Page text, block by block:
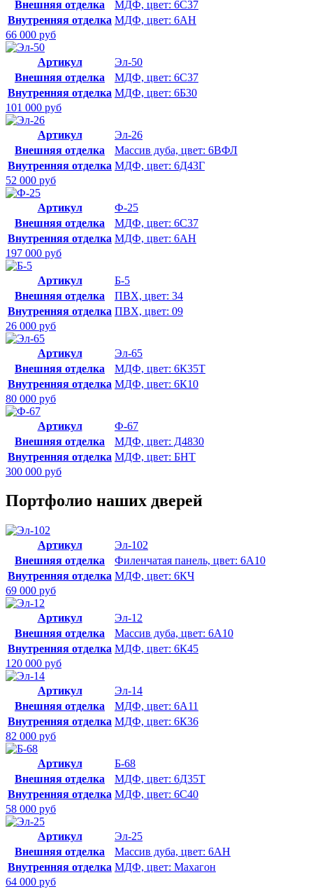
Внешняя отделка
МДФ, цвет: 6С37
Внутренняя отделка МДФ, цвет: 6АН
66 000 руб
Артикул
Эл-50
Внешняя отделка
МДФ, цвет: 6С37
Внутренняя отделка МДФ, цвет: 6Б30
101 000 руб
Артикул
Эл-26
Внешняя отделка
Массив дуба, цвет: 6ВФЛ
Внутренняя отделка МДФ, цвет: 6Д43Г
52 000 руб
Артикул
Ф-25
Внешняя отделка
МДФ, цвет: 6С37
Внутренняя отделка МДФ, цвет: 6АН
197 000 руб
Артикул
Б-5
Внешняя отделка
ПВХ, цвет: 34
Внутренняя отделка ПВХ, цвет: 09
26 000 руб
Артикул
Эл-65
Внешняя отделка
МДФ, цвет: 6К35Т
Внутренняя отделка МДФ, цвет: 6К10
80 000 руб
Артикул
Ф-67
Внешняя отделка
МДФ, цвет: Д4830
Внутренняя отделка МДФ, цвет: БНТ
300 000 руб
Портфолио наших дверей
Артикул
Эл-102
Внешняя отделка
Филенчатая панель, цвет: 6А10
Внутренняя отделка МДФ, цвет: 6КЧ
69 000 руб
Артикул
Эл-12
Внешняя отделка
Массив дуба, цвет: 6А10
Внутренняя отделка МДФ, цвет: 6К45
120 000 руб
Артикул
Эл-14
Внешняя отделка
МДФ, цвет: 6А11
Внутренняя отделка МДФ, цвет: 6К36
82 000 руб
Артикул
Б-68
Внешняя отделка
МДФ, цвет: 6Д35Т
Внутренняя отделка МДФ, цвет: 6С40
58 000 руб
Артикул
Эл-25
Внешняя отделка
Массив дуба, цвет: 6АН
Внутренняя отделка МДФ, цвет: Махагон
64 000 руб